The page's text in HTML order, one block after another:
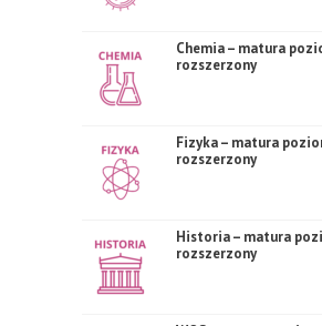
Chemia – matura
rozszerzony
Fizyka – matura
rozszerzony
Historia – matura
rozszerzony